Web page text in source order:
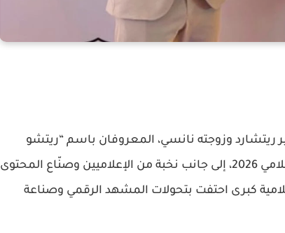
ريتشارد وزوجته نانسي، المعروفان باسم “ريتشو
2026
، إلى جانب نخبة من الإعلاميين وصنّاع المحتوى
كبرى احتفت بتحولات المشهد الرقمي وصناعة